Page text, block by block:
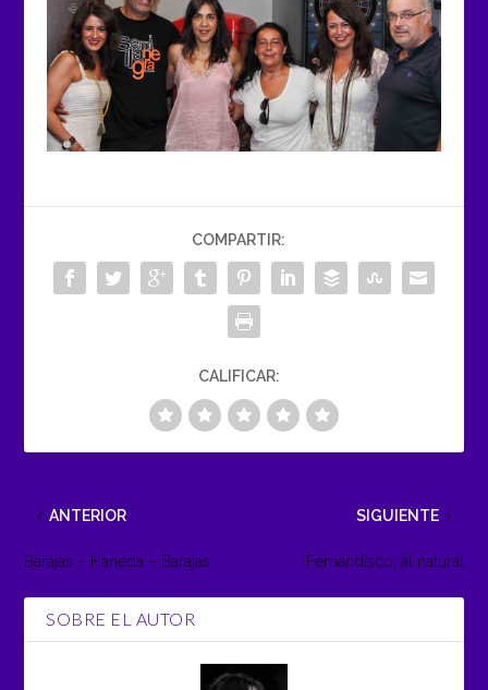
COMPARTIR:
CALIFICAR:
ANTERIOR
Barajas – Haneda – Barajas
SIGUIENTE
Fernandisco, al natural
SOBRE EL AUTOR